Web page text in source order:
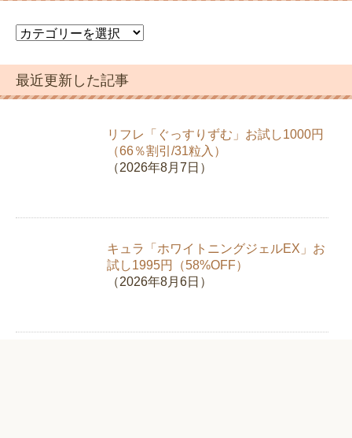
カ
ゴ
リ
ー
最近更新した記事
リフレ「ぐっすりずむ」お試し1000円
（66％割引/31粒入）
（2026年8月7日）
キュラ「ホワイトニングジェルEX」お
試し1995円（58%OFF）
（2026年8月6日）